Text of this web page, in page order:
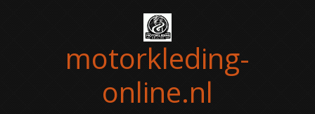
motorkleding-
online.nl